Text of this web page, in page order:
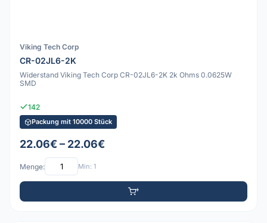
Viking Tech Corp
CR-02JL6-2K
Widerstand Viking Tech Corp CR-02JL6-2K 2k Ohms 0.0625W
SMD
142
Packung mit 10000 Stück
22.06€ – 22.06€
Menge: Min: 1